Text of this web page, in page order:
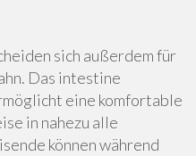
sich außerdem für
Das intestine
eine komfortable
in nahezu alle
können während